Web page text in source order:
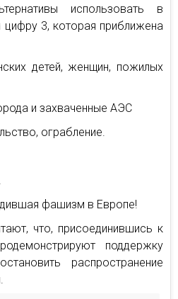
использовать в
цифру 3, которая приближена
детей, женщин, пожилых
и захваченные АЭС
ограбление.
фашизм в Европе!
что, присоединившись к
поддержку
распространение